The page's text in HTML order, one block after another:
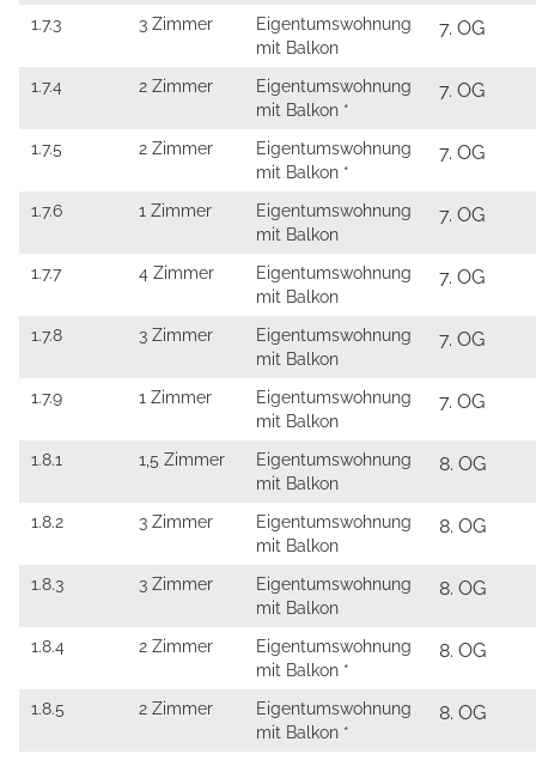
1.7.3 3 Zimmer
Eigentumswohnung
mit Balkon
7. OG
1.7.4 2 Zimmer
Eigentumswohnung
mit Balkon *
7. OG
1.7.5 2 Zimmer
Eigentumswohnung
mit Balkon *
7. OG
1.7.6 1 Zimmer
Eigentumswohnung
mit Balkon
7. OG
1.7.7 4 Zimmer
Eigentumswohnung
mit Balkon
7. OG
1.7.8 3 Zimmer
Eigentumswohnung
mit Balkon
7. OG
1.7.9 1 Zimmer
Eigentumswohnung
mit Balkon
7. OG
1.8.1 1,5 Zimmer
Eigentumswohnung
mit Balkon
8. OG
1.8.2 3 Zimmer
Eigentumswohnung
mit Balkon
8. OG
1.8.3 3 Zimmer
Eigentumswohnung
mit Balkon
8. OG
1.8.4 2 Zimmer
Eigentumswohnung
mit Balkon *
8. OG
1.8.5 2 Zimmer
Eigentumswohnung
mit Balkon *
8. OG